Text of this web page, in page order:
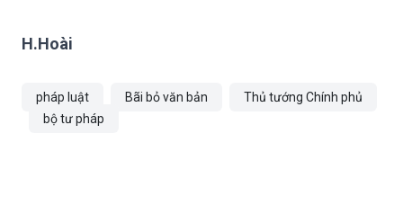
H.Hoài
pháp luật Bãi bỏ văn bản
Thủ tướng Chính phủ
bộ tư pháp